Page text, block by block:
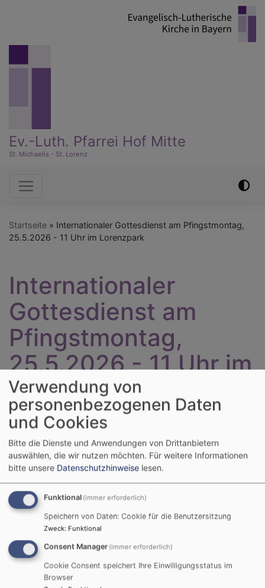
Ev.-Luth. Pfarrei Hof Mitte
St. Michaelis - St. Lorenz
Hauptnavigation
Startseite
Internationaler Gottesdienst am Pfingstmontag,
25.5.2026 - 11 Uhr im Lorenzpark
Internationaler
Gottesdienst am
Pfingstmontag,
25.5.2026 - 11 Uhr im
Lorenzpark
Das Dekanat Hof und die
Evangelische Pfarrei Hof
Mitte laden am
Pfingstmontag zum
Internationalen
Himmel in den
Verwendung von
personenbezogenen Daten
und Cookies
Bitte die Dienste und Anwendungen von Drittanbietern
auswählen, die wir nutzen möchten. Für weitere Informationen
bitte unsere Datenschutzhinweise lesen.
Funktional (immer erforderlich)
Speichern von Daten: Cookie für die Benutzersitzung
Zweck: Funktional
Consent Manager (immer erforderlich)
Cookie Consent speichert Ihre Einwilligungsstatus im
Browser